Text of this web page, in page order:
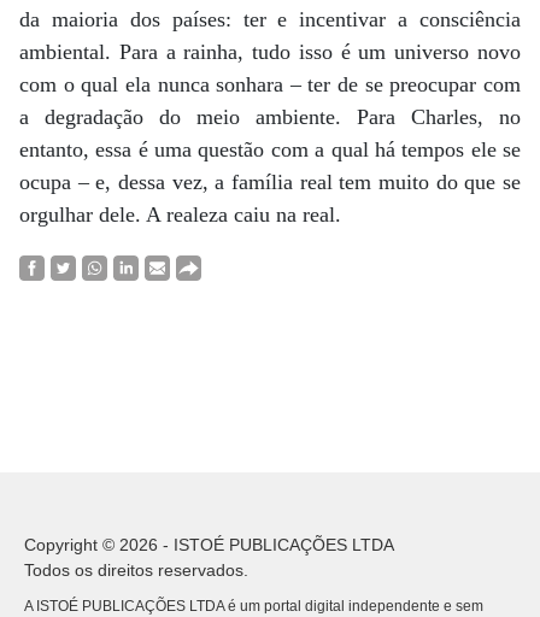
da maioria dos países: ter e incentivar a consciência
ambiental. Para a rainha, tudo isso é um universo novo
com o qual ela nunca sonhara – ter de se preocupar com
a degradação do meio ambiente. Para Charles, no
entanto, essa é uma questão com a qual há tempos ele se
ocupa – e, dessa vez, a família real tem muito do que se
orgulhar dele. A realeza caiu na real.
Copyright © 2026 - ISTOÉ PUBLICAÇÕES LTDA
Todos os direitos reservados.
A ISTOÉ PUBLICAÇÕES LTDA é um portal digital independente e sem